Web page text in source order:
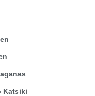
Katsiki